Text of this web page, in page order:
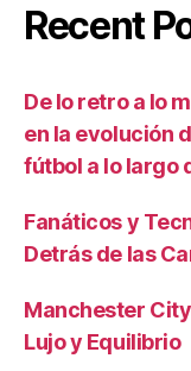
Recent
De lo retro a lo
en la evolución
fútbol a lo largo
Fanáticos y
Detrás de las
Manchester
Lujo y Equilibrio